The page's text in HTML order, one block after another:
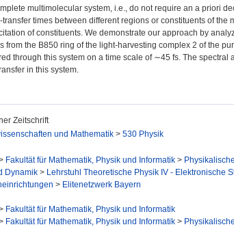
multimolecular system, i.e., do not require an a priori
times between different regions or constituents of the
of constituents. We demonstrate our approach by
from the B850 ring of the light-harvesting complex 2 of the
through this system on a time scale of ∼45 fs. The
in this system.
Zeitschrift
und Mathematik > 530 Physik
Fakultät für Mathematik, Physik und Informatik >
Dynamik > Lehrstuhl Theoretische Physik IV - Elektronische
> Elitenetzwerk Bayern
Fakultät für Mathematik, Physik und Informatik
Fakultät für Mathematik, Physik und Informatik >